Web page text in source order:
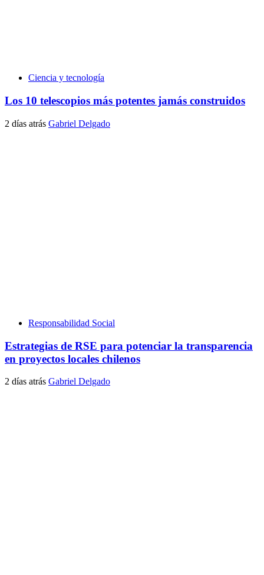
Ciencia y tecnología
Los 10 telescopios más potentes jamás construidos
2 días atrás Gabriel Delgado
Responsabilidad Social
Estrategias de RSE para potenciar la transparencia
en proyectos locales chilenos
2 días atrás Gabriel Delgado